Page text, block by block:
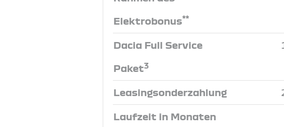
Elektrobonus**
Dacia Full Service
Paket3
Leasingsonderzahlung
Laufzeit in Monaten